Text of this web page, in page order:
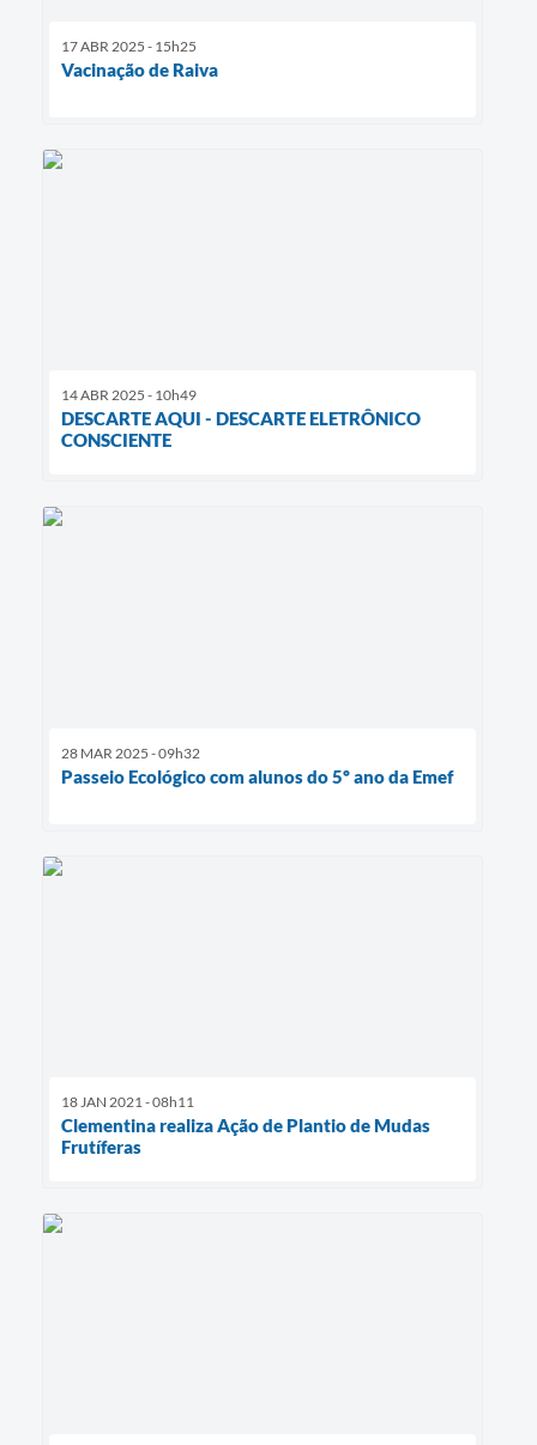
17 ABR 2025 - 15h25
Vacinação de Raiva
14 ABR 2025 - 10h49
DESCARTE AQUI - DESCARTE ELETRÔNICO
CONSCIENTE
28 MAR 2025 - 09h32
Passeio Ecológico com alunos do 5º ano da Emef
18 JAN 2021 - 08h11
Clementina realiza Ação de Plantio de Mudas
Frutíferas